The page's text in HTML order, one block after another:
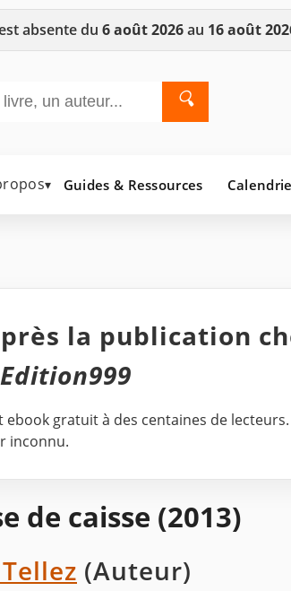
absente du 6 août 2026au 16 août
🔍
▾ Guides & Ressources
la publication
Edition999
gratuit à des centaines de lecteurs.
inconnu.
de caisse (2013)
(Auteur)